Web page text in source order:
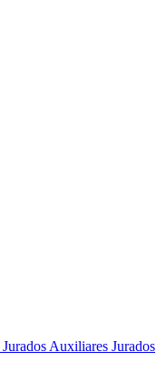
Jurados Auxiliares Jurados